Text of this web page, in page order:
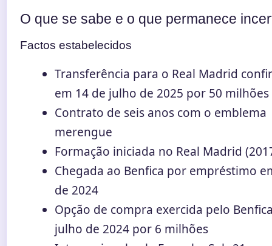
O que se sabe e o que permanece
Factos estabelecidos
Transferência para o Real Madrid
em 14 de julho de 2025 por 50
Contrato de seis anos com o emblema
merengue
Formação iniciada no Real Madrid
Chegada ao Benfica por empréstimo
de 2024
Opção de compra exercida pelo
julho de 2024 por 6 milhões